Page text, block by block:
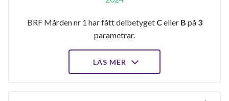
BRF Mården nr 1 har fått delbetyget Celler B på 3
parametrar.
LÄS MER